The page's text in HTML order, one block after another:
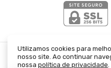
Utilizamos cookies para
nosso site. Ao continuar
nossa política de privacidade.
Saia Louise Preto